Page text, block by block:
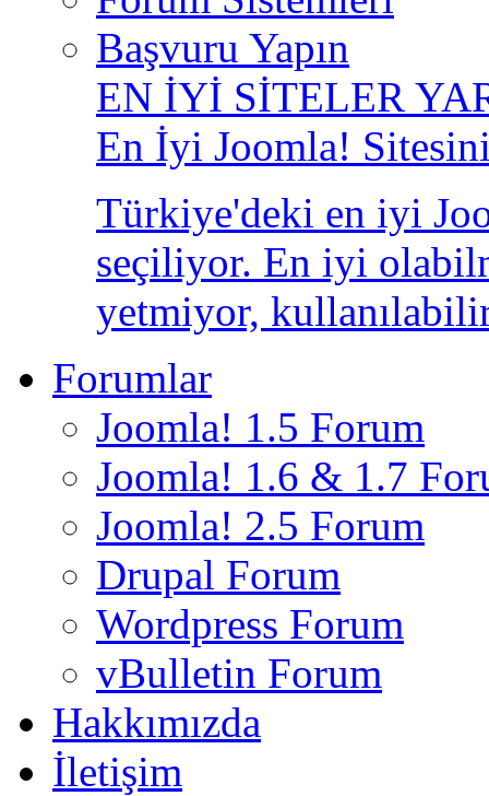
Başvuru Yapın
EN İYİ SİTELER
En İyi Joomla!
Türkiye'deki en iyi
seçiliyor. En iyi
yetmiyor,
Forumlar
Joomla! 1.5 Forum
Joomla! 1.6 & 1.7
Joomla! 2.5 Forum
Drupal Forum
Wordpress Forum
vBulletin Forum
Hakkımızda
İletişim